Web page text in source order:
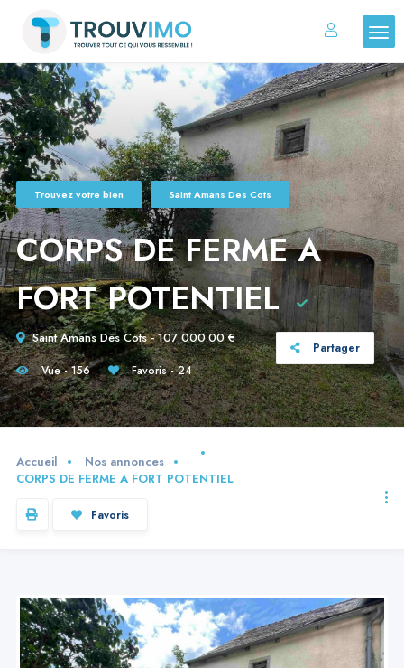
Trouvez votre bien Saint Amans Des Cots
CORPS DE FERME A
FORT POTENTIEL
Saint Amans Des Cots - 107 000.00 €
Partager
Vue - 156
Favoris - 24
Accueil
Nos annonces
CORPS DE FERME A FORT POTENTIEL
Favoris